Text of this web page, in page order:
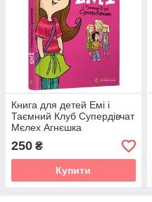
Книга для детей Емі і
Таємний Клуб Супердівчат
Мєлех Агнєшка
250 ₴
Купити